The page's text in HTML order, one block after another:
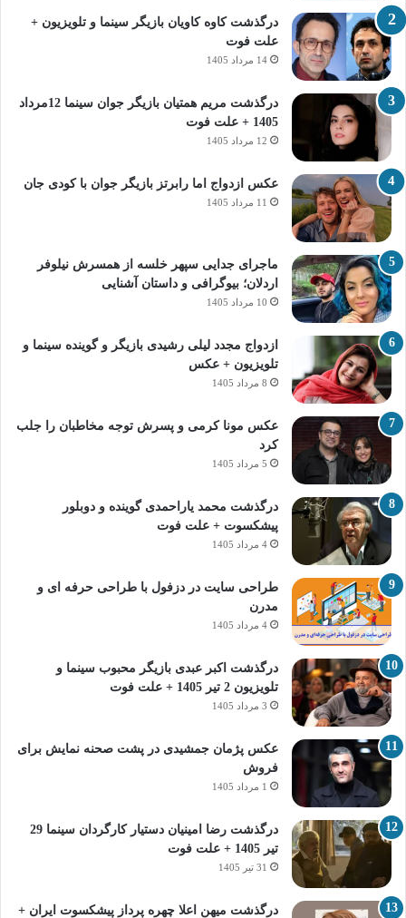
درگذشت کاوه کاویان بازیگر سینما و تلویزیون +
علت فوت
14 مرداد 1405
درگذشت مریم همتیان بازیگر جوان سینما 12مرداد
1405 + علت فوت
12 مرداد 1405
عکس ازدواج اما رابرتز بازیگر جوان با کودی جان
11 مرداد 1405
ماجرای جدایی سپهر خلسه از همسرش نیلوفر
اردلان؛ بیوگرافی و داستان آشنایی
10 مرداد 1405
ازدواج مجدد لیلی رشیدی بازیگر و گوینده سینما و
تلویزیون + عکس
8 مرداد 1405
عکس مونا کرمی و پسرش توجه مخاطبان را جلب
کرد
5 مرداد 1405
درگذشت محمد یاراحمدی گوینده و دوبلور
پیشکسوت + علت فوت
4 مرداد 1405
طراحی سایت در دزفول با طراحی حرفه‌ ای و
مدرن
4 مرداد 1405
درگذشت اکبر عبدی بازیگر محبوب سینما و
تلویزیون 2 تیر 1405 + علت فوت
3 مرداد 1405
عکس پژمان جمشیدی در پشت صحنه نمایش برای
فروش
1 مرداد 1405
درگذشت رضا امینیان دستیار کارگردان سینما 29
تیر 1405 + علت فوت
31 تیر 1405
درگذشت میهن اعلا چهره پرداز پیشکسوت ایران +